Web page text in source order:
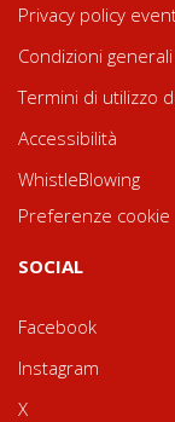
Privacy policy
Condizioni
Termini di utilizzo
Accessibilità
WhistleBlowing
Preferenze cookie
SOCIAL
Facebook
Instagram
X